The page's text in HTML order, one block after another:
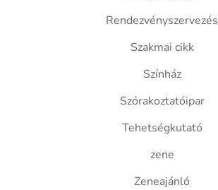
Rendezvényszervezés
Szakmai cikk
Színház
Szórakoztatóipar
Tehetségkutató
zene
Zeneajánló